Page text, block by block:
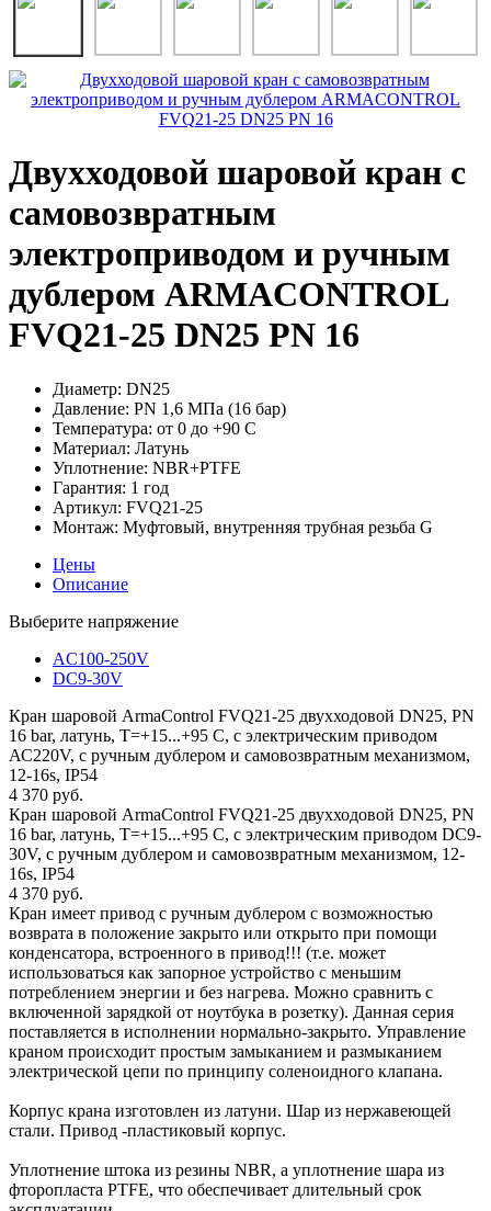
Двухходовой шаровой кран с
самовозвратным
электроприводом и ручным
дублером ARMACONTROL
FVQ21-25 DN25 PN 16
Диаметр: DN25
Давление: PN 1,6 МПа (16 бар)
Температура: от 0 до +90 С
Материал: Латунь
Уплотнение: NBR+PTFE
Гарантия: 1 год
Артикул: FVQ21-25
Монтаж: Муфтовый, внутренняя трубная резьба G
Цены
Описание
Выберите напряжение
AC100-250V
DC9-30V
Кран шаровой ArmaControl FVQ21-25 двухходовой DN25, PN
16 bar, латунь, Т=+15...+95 С, с электрическим приводом
АС220V, с ручным дублером и самовозвратным механизмом,
12-16s, IP54
4 370 руб.
Кран шаровой ArmaControl FVQ21-25 двухходовой DN25, PN
16 bar, латунь, Т=+15...+95 С, с электрическим приводом DC9-
30V, с ручным дублером и самовозвратным механизмом, 12-
16s, IP54
4 370 руб.
Кран имеет привод с ручным дублером с возможностью
возврата в положение закрыто или открыто при помощи
конденсатора, встроенного в привод!!! (т.е. может
использоваться как запорное устройство с меньшим
потреблением энергии и без нагрева. Можно сравнить с
включенной зарядкой от ноутбука в розетку). Данная серия
поставляется в исполнении нормально-закрыто. Управление
краном происходит простым замыканием и размыканием
электрической цепи по принципу соленоидного клапана.
Корпус крана изготовлен из латуни. Шар из нержавеющей
стали. Привод -пластиковый корпус.
Уплотнение штока из резины NBR, а уплотнение шара из
фторопласта PTFE, что обеспечивает длительный срок